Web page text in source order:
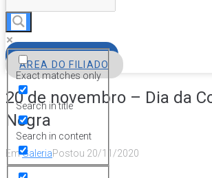
Exact matches only
Search in title
Search in content
ÁREA DO FILIADO
20 de novembro – Dia da
Negra
EmGaleriaPostou 20/11/2020